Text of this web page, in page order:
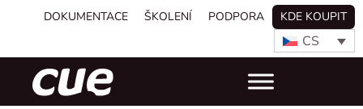
DOKUMENTACE ŠKOLENÍ PODPORA KDE KOUPIT
CS